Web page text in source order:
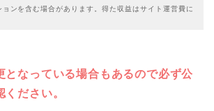
ンを含む場合があります。得た収益はサイト運営費に
なっている場合もあるので必ず公
ださい。